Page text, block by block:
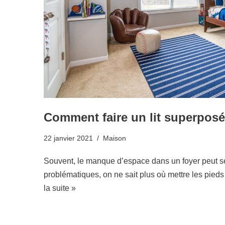
Comment faire un lit
22 janvier 2021 Maison
Souvent, le manque d’espace dans un foyer peut
problématiques, on ne sait plus où mettre les
la suite »